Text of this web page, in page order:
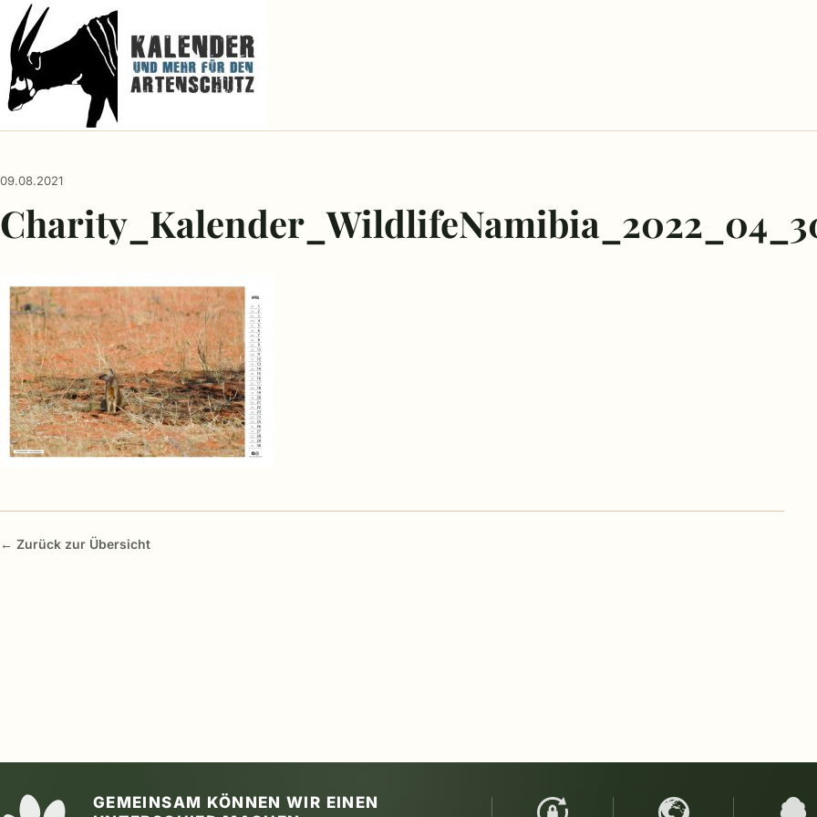
09.08.2021
← Zurück zur Übersicht
GEMEINSAM KÖNNEN WIR EINEN